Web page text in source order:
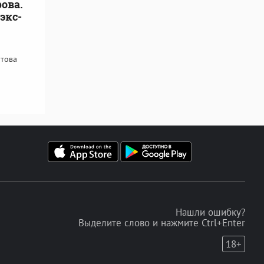
Нашли ошибку?
Выделите слово и нажмите Ctrl+Enter
18+